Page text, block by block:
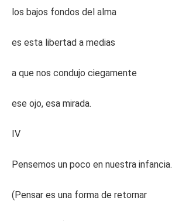
los bajos fondos del alma
es esta libertad a medias
a que nos condujo ciegamente
ese ojo, esa mirada.
IV
Pensemos un poco en nuestra infancia.
(Pensar es una forma de retornar